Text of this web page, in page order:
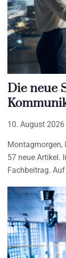
Die neue
10. August 2026
Montagmorgen,
57 neue Artikel.
Fachbeitrag.